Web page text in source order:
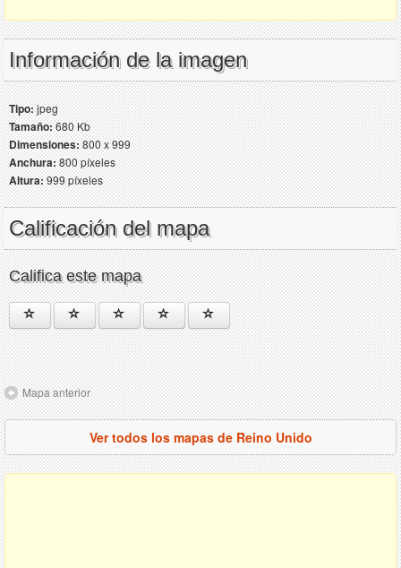
Información de la imagen
Tipo:jpeg
Tamaño:680 Kb
Dimensiones:800 x 999
Anchura:800 píxeles
Altura:999 píxeles
Calificación del mapa
Califica este mapa
Mapa anterior
Ver todos los mapas de Reino Unido